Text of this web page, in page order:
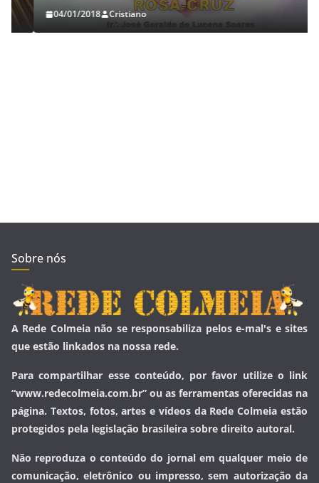
04/01/2018 Cristiano
Sobre nós
A Rede Colmeia não se responsabiliza pelos e-mal's e sites
que estão linkados na nossa rede.
Para compartilhar esse conteúdo, por favor utilize o link
“www.redecolmeia.com.br” ou as ferramentas oferecidas na
página. Textos, fotos, artes e vídeos da Rede Colmeia estão
protegidos pela legislação brasileira sobre direito autoral.
Não reproduza o conteúdo do jornal em qualquer meio de
comunicação, eletrônico ou impresso, sem autorização da